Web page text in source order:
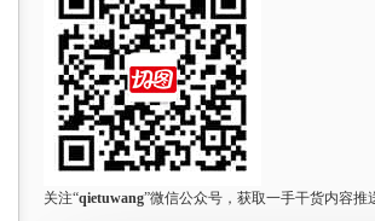
关注“qietuwang”微信公众号，获取一手干货内容推